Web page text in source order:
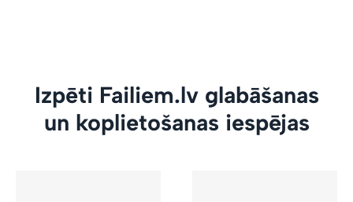
Izpēti Failiem.lv glabāšanas
un koplietošanas iespējas